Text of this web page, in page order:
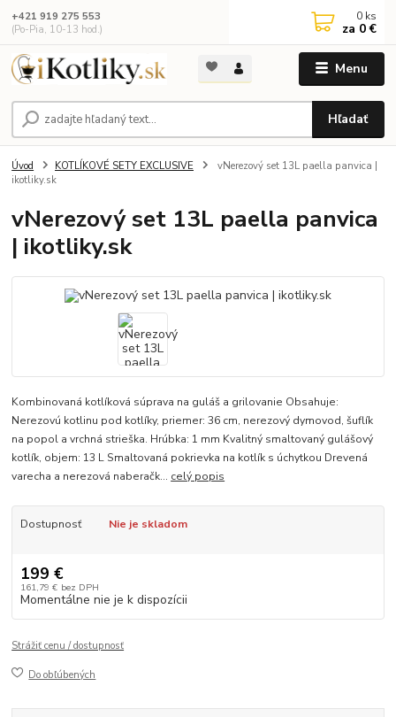
Menu
Hľadať
+421 919 275 553
(Po-Pia, 10-13 hod.)
0 ks
za 0 €
Úvod KOTLÍKOVÉ SETY EXCLUSIVE
vNerezový set 13L paella panvica |
ikotliky.sk
vNerezový set 13L paella panvica
| ikotliky.sk
Kombinovaná kotlíková súprava na guláš a grilovanie Obsahuje:
Nerezovú kotlinu pod kotlíky, priemer: 36 cm, nerezový dymovod, šuflík
na popol a vrchná strieška. Hrúbka: 1 mm Kvalitný smaltovaný gulášový
kotlík, objem: 13 L Smaltovaná pokrievka na kotlík s úchytkou Drevená
varecha a nerezová naberačk... celý popis
Dostupnosť Nie je skladom
199 €
161,79 € bez DPH
Momentálne nie je k dispozícii
Strážiť cenu / dostupnosť
Do obľúbených